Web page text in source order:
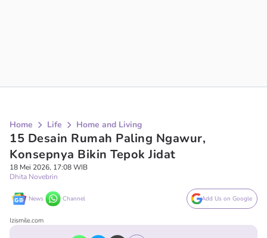
Home Life Home and Living
15 Desain Rumah Paling Ngawur,
Konsepnya Bikin Tepok Jidat
18 Mei 2026, 17:08 WIB
Dhita Novebrin
News Channel Add Us on Google
Izismile.com